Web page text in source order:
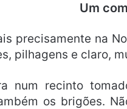
Um
precisamente na
pilhagens e claro,
num recinto
os brigões.